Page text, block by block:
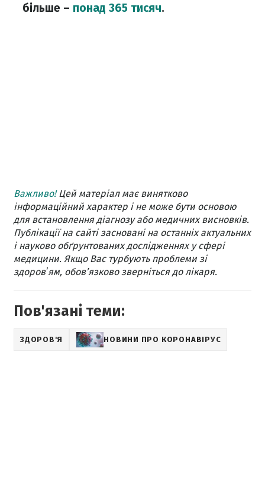
більше – понад 365 тисяч.
Важливо!Цей матеріал має винятково
інформаційний характер і не може бути основою
для встановлення діагнозу або медичних висновків.
Публікації на сайті засновані на останніх актуальних
і науково обґрунтованих дослідженнях у сфері
медицини. Якщо Вас турбують проблеми зі
здоровʼям, обов’язково зверніться до лікаря.
Пов'язані теми:
ЗДОРОВ'Я НОВИНИ ПРО КОРОНАВІРУС